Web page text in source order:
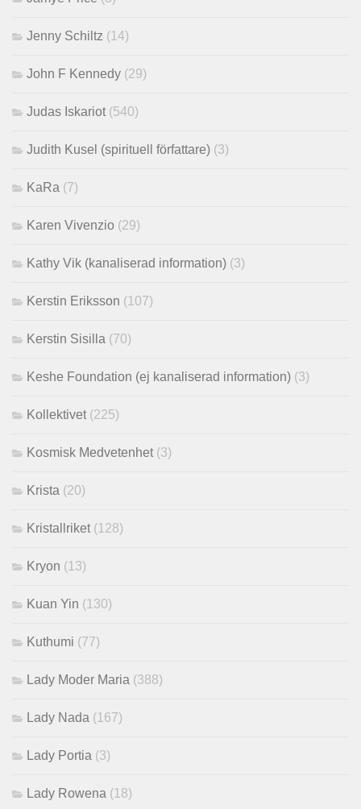
Jenny Schiltz (14)
John F Kennedy (29)
Judas Iskariot (540)
Judith Kusel (spirituell författare) (3)
KaRa (7)
Karen Vivenzio (29)
Kathy Vik (kanaliserad information) (3)
Kerstin Eriksson (107)
Kerstin Sisilla (70)
Keshe Foundation (ej kanaliserad information) (3)
Kollektivet (225)
Kosmisk Medvetenhet (3)
Krista (20)
Kristallriket (128)
Kryon (13)
Kuan Yin (130)
Kuthumi (77)
Lady Moder Maria (388)
Lady Nada (167)
Lady Portia (3)
Lady Rowena (18)